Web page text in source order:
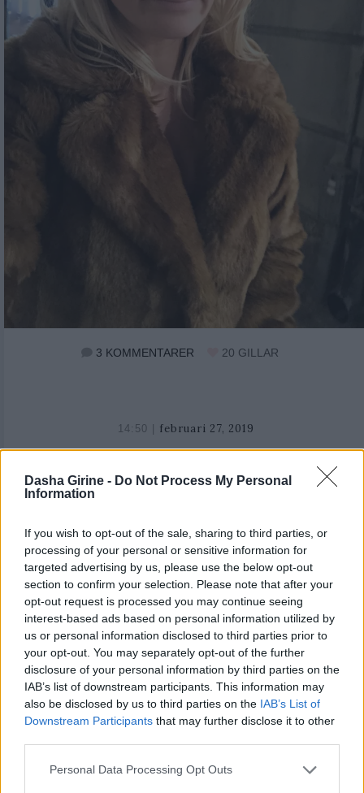
Dasha Girine - Do Not Process My Personal
Information
If you wish to opt-out of the sale, sharing to third parties, or
processing of your personal or sensitive information for
targeted advertising by us, please use the below opt-out
section to confirm your selection. Please note that after your
opt-out request is processed you may continue seeing
interest-based ads based on personal information utilized by
us or personal information disclosed to third parties prior to
your opt-out. You may separately opt-out of the further
disclosure of your personal information by third parties on the
IAB’s list of downstream participants. This information may
also be disclosed by us to third parties on the IAB’s List of
Downstream Participants that may further disclose it to other
Personal Data Processing Opt Outs
20 GILLAR
3 KOMMENTARER
14:50 | februari 27, 2019
Blir arg på Douglas
Ny vlogg coming at ya! Jag är ju som bekant
besatt av semlor (förra året gjorde jag ett STORT
semmeltest se den vloggenhär:
I år har jag inte filmat det men testat massor och
denna semla har vinnit tiotalstester. Häng med på
det och när jag blir arg påDouglas. Vi åker ut till
Dalaröen solig dag och ska grilla och han bara…
Ja se själva.